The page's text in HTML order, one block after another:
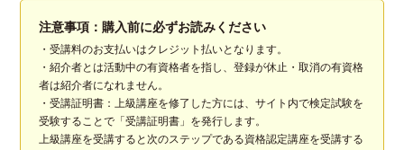
注意事項：購入前に必ずお読みください
・受講料のお支払いはクレジット払いとなります。
・紹介者とは活動中の有資格者を指し、登録が休止・取消の有資格
者は紹介者になれません。
・受講証明書：上級講座を修了した方には、サイト内で検定試験を
受験することで「受講証明書」を発行します。
上級講座を受講すると次のステップである資格認定講座を受講する